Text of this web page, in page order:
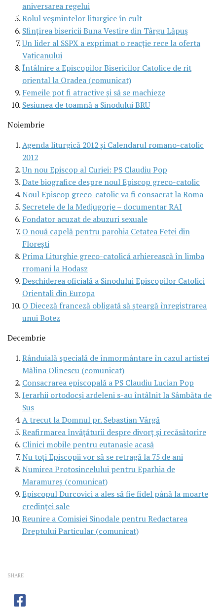
aniversarea regelui
Rolul veşmintelor liturgice în cult
Sfinţirea bisericii Buna Vestire din Târgu Lăpuş
Un lider al SSPX a exprimat o reacţie rece la oferta
Vaticanului
Întâlnire a Episcopilor Bisericilor Catolice de rit
oriental la Oradea (comunicat)
Femeile pot fi atractive şi să se machieze
Sesiunea de toamnă a Sinodului BRU
Noiembrie
Agenda liturgică 2012 şi Calendarul romano-catolic
2012
Un nou Episcop al Curiei: PS Claudiu Pop
Date biografice despre noul Episcop greco-catolic
Noul Episcop greco-catolic va fi consacrat la Roma
Secretele de la Medjugorje – documentar RAI
Fondator acuzat de abuzuri sexuale
O nouă capelă pentru parohia Cetatea Fetei din
Floreşti
Prima Liturghie greco-catolică arhierească în limba
rromani la Hodasz
Deschiderea oficială a Sinodului Episcopilor Catolici
Orientali din Europa
O Dieceză franceză obligată să şteargă înregistrarea
unui Botez
Decembrie
Rânduială specială de înmormântare în cazul artistei
Mălina Olinescu (comunicat)
Consacrarea episcopală a PS Claudiu Lucian Pop
Ierarhii ortodocşi ardeleni s-au întâlnit la Sâmbăta de
Sus
A trecut la Domnul pr. Sebastian Vârgă
Reafirmarea învăţăturii despre divorţ şi recăsătorire
Clinici mobile pentru eutanasie acasă
Nu toţi Episcopii vor să se retragă la 75 de ani
Numirea Protosincelului pentru Eparhia de
Maramureş (comunicat)
Episcopul Durcovici a ales să fie fidel până la moarte
credinţei sale
Reunire a Comisiei Sinodale pentru Redactarea
Dreptului Particular (comunicat)
SHARE